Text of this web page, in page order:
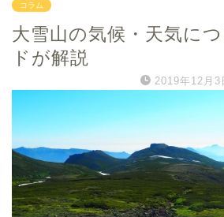
コラム
大雪山の気候・天気に
ドが解説
2019年12月3